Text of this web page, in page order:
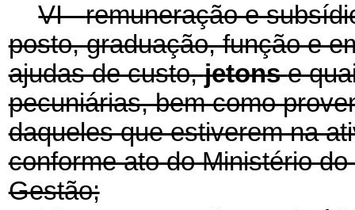
VI -remuneração e
posto, graduação, função e
ajudas de custo,jetonse
pecuniárias, bem como
daqueles que estiverem na
conforme ato do Ministério
Gestão;